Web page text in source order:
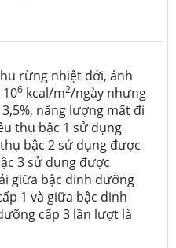
rừng nhiệt đới, ánh
6 kcal/m2/ngày nhưng
năng lượng mất đi
thụ bậc 1 sử dụng
bậc 2 sử dụng được
3 sử dụng được
giữa bậc dinh dưỡng
1 và giữa bậc dinh
cấp 3 lần lượt là